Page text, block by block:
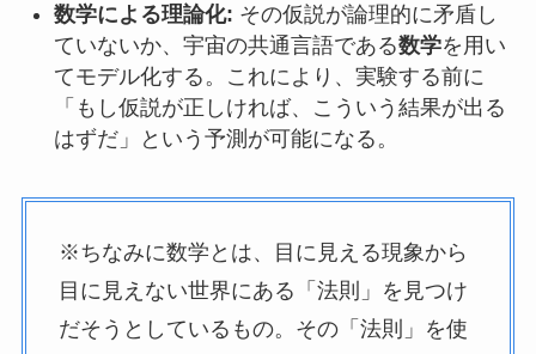
数学による理論化: その仮説が論理的に矛盾し
ていないか、宇宙の共通言語である数学を用い
てモデル化する。これにより、実験する前に
「もし仮説が正しければ、こういう結果が出る
はずだ」という予測が可能になる。
※ちなみに数学とは、目に見える現象から
目に見えない世界にある「法則」を見つけ
だそうとしているもの。その「法則」を使